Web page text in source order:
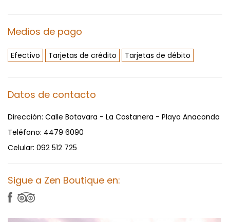
Medios de pago
Efectivo Tarjetas de crédito Tarjetas de débito
Datos de contacto
Dirección: Calle Botavara - La Costanera - Playa Anaconda
Teléfono: 4479 6090
Celular: 092 512 725
Sigue a Zen Boutique en: